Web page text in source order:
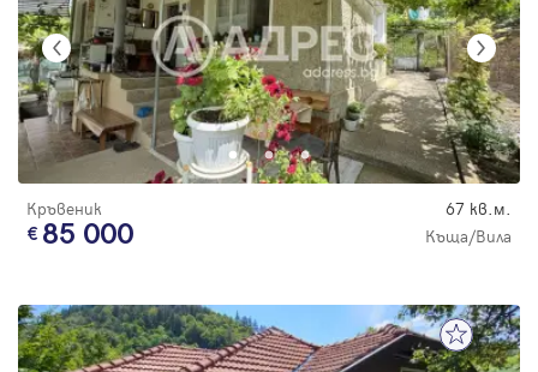
Кръвеник 67 кв.м.
85 000 Къща/Вила